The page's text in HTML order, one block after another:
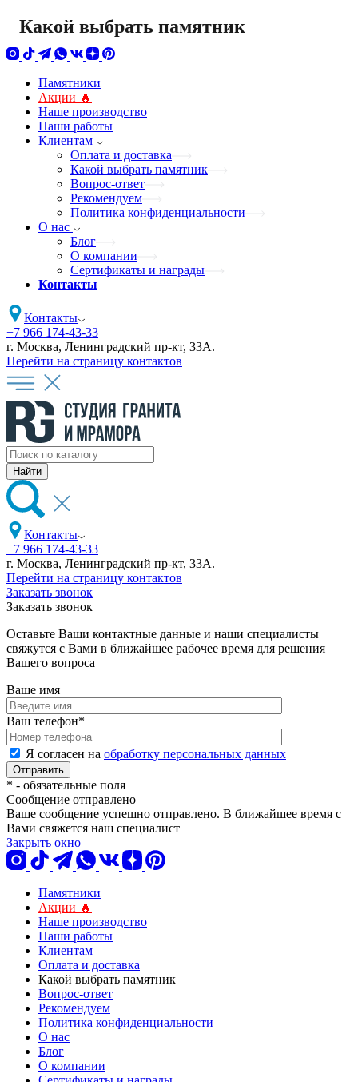
Какой выбрать памятник
Памятники
Акции 🔥
Наше производство
Наши работы
Клиентам
Оплата и доставка
Какой выбрать памятник
Вопрос-ответ
Рекомендуем
Политика конфиденциальности
О нас
Блог
О компании
Сертификаты и награды
Контакты
Контакты
+7 966 174-43-33
г. Москва, Ленинградский пр-кт, 33А.
Перейти на страницу контактов
Контакты
+7 966 174-43-33
г. Москва, Ленинградский пр-кт, 33А.
Перейти на страницу контактов
Заказать звонок
Заказать звонок
Оставьте Ваши контактные данные и наши специалисты
свяжутся с Вами в ближайшее рабочее время для решения
Вашего вопроса
Ваше имя
Ваш телефон*
Я согласен на обработку персональных данных
* - обязательные поля
Сообщение отправлено
Ваше сообщение успешно отправлено. В ближайшее время с
Вами свяжется наш специалист
Закрыть окно
Памятники
Акции 🔥
Наше производство
Наши работы
Клиентам
Оплата и доставка
Какой выбрать памятник
Вопрос-ответ
Рекомендуем
Политика конфиденциальности
О нас
Блог
О компании